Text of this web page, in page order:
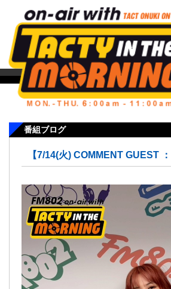
番組ブログ
【7/14(火) COMMENT GUEST